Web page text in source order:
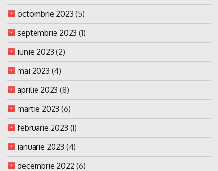
octombrie 2023 (5)
septembrie 2023 (1)
iunie 2023 (2)
mai 2023 (4)
aprilie 2023 (8)
martie 2023 (6)
februarie 2023 (1)
ianuarie 2023 (4)
decembrie 2022 (6)